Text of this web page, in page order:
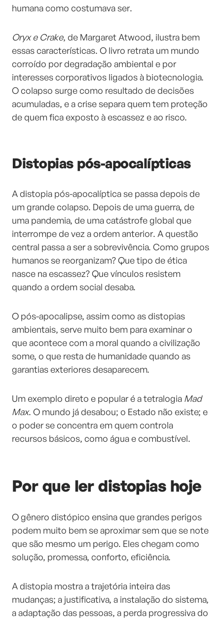
humana como costumava ser.
Oryx e Crake, de Margaret Atwood, ilustra bem
essas características. O livro retrata um mundo
corroído por degradação ambiental e por
interesses corporativos ligados à biotecnologia.
O colapso surge como resultado de decisões
acumuladas, e a crise separa quem tem proteção
de quem fica exposto à escassez e ao risco.
Distopias pós-apocalípticas
A distopia pós-apocalíptica se passa depois de
um grande colapso. Depois de uma guerra, de
uma pandemia, de uma catástrofe global que
interrompe de vez a ordem anterior. A questão
central passa a ser a sobrevivência. Como grupos
humanos se reorganizam? Que tipo de ética
nasce na escassez? Que vínculos resistem
quando a ordem social desaba.
O pós-apocalipse, assim como as distopias
ambientais, serve muito bem para examinar o
que acontece com a moral quando a civilização
some, o que resta de humanidade quando as
garantias exteriores desaparecem.
Um exemplo direto e popular é a tetralogia Mad
Max. O mundo já desabou; o Estado não existe; e
o poder se concentra em quem controla
recursos básicos, como água e combustível.
Por que ler distopias hoje
O gênero distópico ensina que grandes perigos
podem muito bem se aproximar sem que se note
que são mesmo um perigo. Eles chegam como
solução, promessa, conforto, eficiência.
A distopia mostra a trajetória inteira das
mudanças; a justificativa, a instalação do sistema,
a adaptação das pessoas, a perda progressiva do